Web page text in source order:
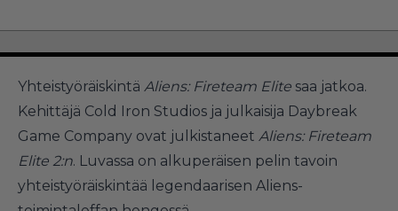
Yhteistyöräiskintä Aliens: Fireteam Elite saa jatkoa.
Kehittäjä Cold Iron Studios ja julkaisija Daybreak
Game Company ovat julkistaneet Aliens: Fireteam
Elite 2:n. Luvassa on alkuperäisen pelin tavoin
yhteistyöräiskintää legendaarisen Aliens-